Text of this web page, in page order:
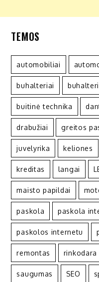
TEMOS
automobiliai
buhalteriai
buitinė technika
drabužiai greitos
juvelyrika keliones
kreditas langai
maisto papildai
paskola paskola
paskolos internetu
remontas rinkodara
saugumas SEO